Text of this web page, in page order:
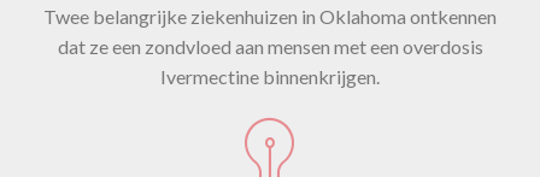
Twee belangrijke ziekenhuizen in Oklahoma ontkennen
dat ze een zondvloed aan mensen met een overdosis
Ivermectine binnenkrijgen.